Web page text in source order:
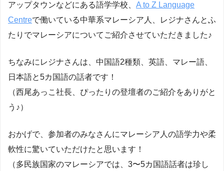
アップタウンなどにある語学学校、 A to Z Language
Centreで働いている中華系マレーシア人、レジナさんとふ
たりでマレーシアについてご紹介させていただきました♪
ちなみにレジナさんは、中国語2種類、英語、マレー語、
日本語と5カ国語の話者です！
（西尾あっこ社長、ぴったりの登壇者のご紹介をありがと
う♪）
おかげで、参加者のみなさんにマレーシア人の語学力や柔
軟性に驚いていただけたと思います！
（多民族国家のマレーシアでは、3〜5カ国語話者は珍し